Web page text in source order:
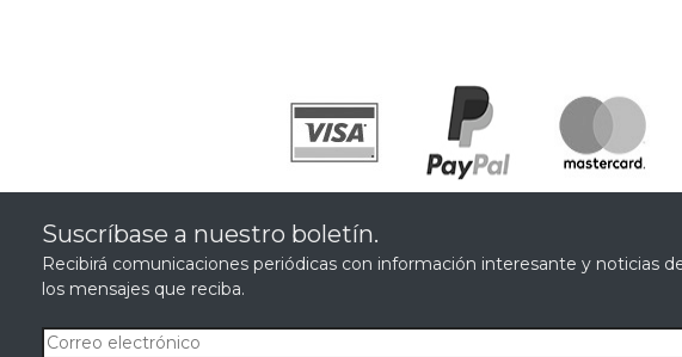
Suscríbase a nuestro boletín.
Recibirá comunicaciones periódicas con información interesante y noticias
los mensajes que reciba.